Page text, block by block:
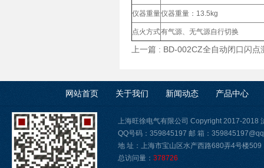
仪器重量仪器重量：13.5kg
点火方式有气源、无气源自行切换
上一篇 : BD-002CZ全自动闭口闪点
网站首页 关于我们 新闻动态 产品中心
上海旺徐电气有限公司 Copyright 2017-2018
QQ号码：359845197 邮 箱：
地 址：上海市宝山区水产西路680弄4号楼509
总访问量： 378726